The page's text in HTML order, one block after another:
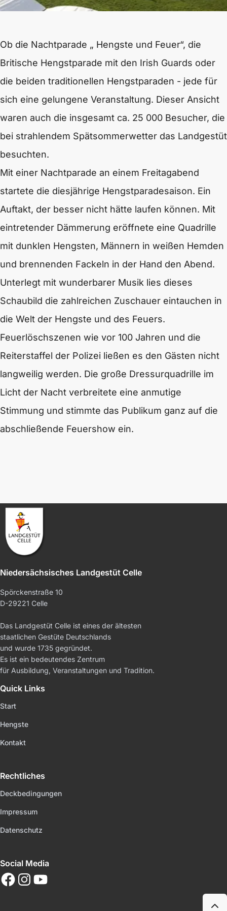
Ob die Nachtparade „ Hengste und Feuer“, die
Britische Hengstparade mit den Irish Guards oder
die beiden traditionellen Hengstparaden - jede für
sich eine gelungene Veranstaltung. Dieser Ansicht
waren auch die insgesamt ca. 25 000 Besucher, die
bei strahlendem Spätsommerwetter das Landgestüt
besuchten.
Mit einer Nachtparade an einem Freitagabend
startete die diesjährige Hengstparadesaison. Ein
Auftakt, der besser nicht hätte laufen können. Mit
eintretender Dämmerung eröffnete eine Quadrille
mit dunklen Hengsten, Männern in weißen Hemden
und brennenden Fackeln in der Hand den Abend.
Unterlegt mit wunderbarer Musik lies dieses
Schaubild die zahlreichen Zuschauer eintauchen in
die Welt der Hengste und des Feuers.
Feuerlöschszenen wie vor 100 Jahren und die
Reiterstaffel der Polizei ließen es den Gästen nicht
langweilig werden. Die große Dressurquadrille im
Licht der Nacht verbreitete eine anmutige
Stimmung und stimmte das Publikum ganz auf die
abschließende Feuershow ein.
Niedersächsisches Landgestüt Celle
Spörckenstraße 10
D-29221 Celle
Das Landgestüt Celle ist eines der ältesten
staatlichen Gestüte Deutschlands
und wurde 1735 gegründet.
Es ist ein bedeutendes Zentrum
für Ausbildung, Veranstaltungen und Tradition.
Quick Links
Start
Hengste
Kontakt
Rechtliches
Deckbedingungen
Impressum
Datenschutz
Social Media